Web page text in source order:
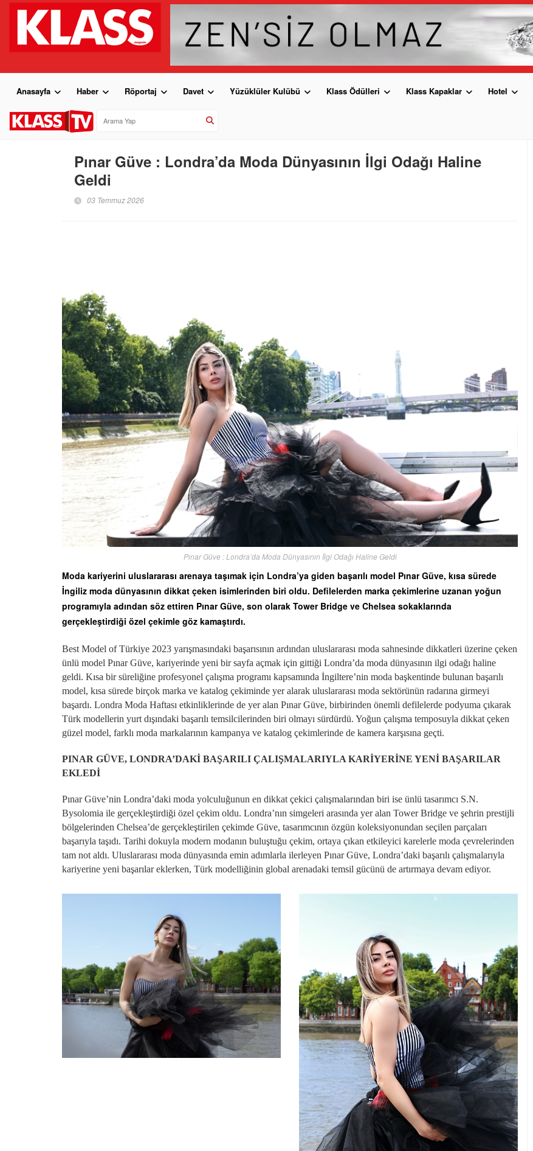
Anasayfa Haber Röportaj Davet Yüzüklüler Kulübü Klass Ödülleri Klass Kapaklar Hotel
Pınar Güve : Londra’da Moda Dünyasının İlgi Odağı Haline
Geldi
03 Temmuz 2026
Pınar Güve : Londra’da Moda Dünyasının İlgi Odağı Haline Geldi
Moda kariyerini uluslararası arenaya taşımak için Londra’ya giden başarılı model Pınar Güve, kısa sürede
İngiliz moda dünyasının dikkat çeken isimlerinden biri oldu. Defilelerden marka çekimlerine uzanan yoğun
programıyla adından söz ettiren Pınar Güve, son olarak Tower Bridge ve Chelsea sokaklarında
gerçekleştirdiği özel çekimle göz kamaştırdı.
Best Model of Türkiye 2023 yarışmasındaki başarısının ardından uluslararası moda sahnesinde dikkatleri üzerine çeken
ünlü model Pınar Güve, kariyerinde yeni bir sayfa açmak için gittiği Londra’da moda dünyasının ilgi odağı haline
geldi. Kısa bir süreliğine profesyonel çalışma programı kapsamında İngiltere’nin moda başkentinde bulunan başarılı
model, kısa sürede birçok marka ve katalog çekiminde yer alarak uluslararası moda sektörünün radarına girmeyi
başardı. Londra Moda Haftası etkinliklerinde de yer alan Pınar Güve, birbirinden önemli defilelerde podyuma çıkarak
Türk modellerin yurt dışındaki başarılı temsilcilerinden biri olmayı sürdürdü. Yoğun çalışma temposuyla dikkat çeken
güzel model, farklı moda markalarının kampanya ve katalog çekimlerinde de kamera karşısına geçti.
PINAR GÜVE, LONDRA’DAKİ BAŞARILI ÇALIŞMALARIYLA KARİYERİNE YENİ BAŞARILAR
EKLEDİ
Pınar Güve’nin Londra’daki moda yolculuğunun en dikkat çekici çalışmalarından biri ise ünlü tasarımcı S.N.
Bysolomia ile gerçekleştirdiği özel çekim oldu. Londra’nın simgeleri arasında yer alan Tower Bridge ve şehrin prestijli
bölgelerinden Chelsea’de gerçekleştirilen çekimde Güve, tasarımcının özgün koleksiyonundan seçilen parçaları
başarıyla taşıdı. Tarihi dokuyla modern modanın buluştuğu çekim, ortaya çıkan etkileyici karelerle moda çevrelerinden
tam not aldı. Uluslararası moda dünyasında emin adımlarla ilerleyen Pınar Güve, Londra’daki başarılı çalışmalarıyla
kariyerine yeni başarılar eklerken, Türk modelliğinin global arenadaki temsil gücünü de artırmaya devam ediyor.